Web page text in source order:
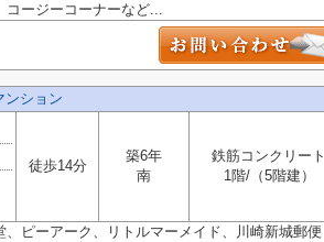
ージーコーナーなど...
ンション
徒歩14分
築6年
南
鉄筋コンクリート
1階/（5階建）
ピーアーク、リトルマーメイド、川崎新城郵便